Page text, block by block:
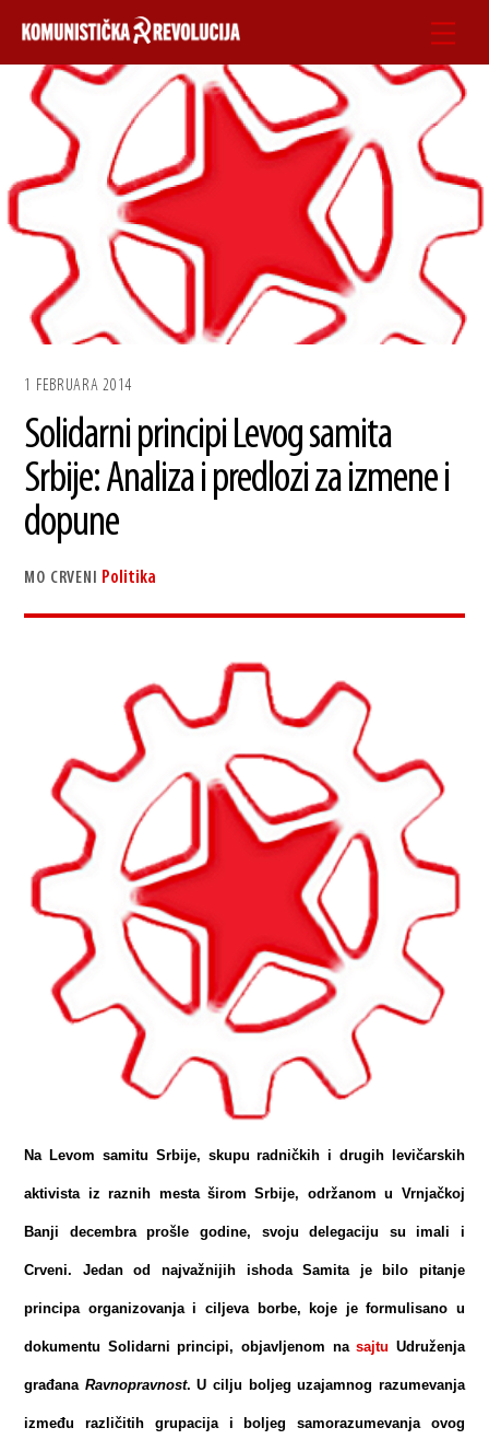
content
1 FEBRUARA 2014
Solidarni principi Levog samita
Srbije: Analiza i predlozi za izmene i
dopune
MO CRVENI Politika
Na Levom samitu Srbije, skupu radničkih i drugih levičarskih
aktivista iz raznih mesta širom Srbije, održanom u Vrnjačkoj
Banji decembra prošle godine, svoju delegaciju su imali i
Crveni. Jedan od najvažnijih ishoda Samita je bilo pitanje
principa organizovanja i ciljeva borbe, koje je formulisano u
dokumentu Solidarni principi, objavljenom nasajtu Udruženja
građana Ravnopravnost. U cilju boljeg uzajamnog razumevanja
između različitih grupacija i boljeg samorazumevanja ovog